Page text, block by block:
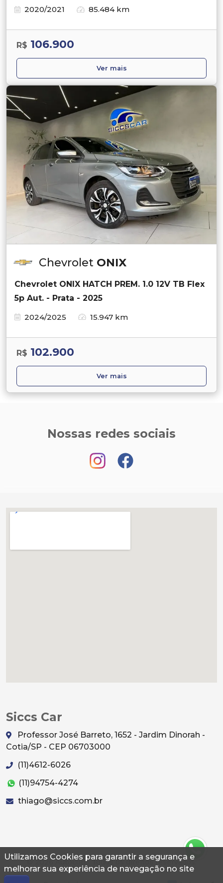
Utilizamos Cookies para garantir a segurança e
melhorar sua experiência de navegação no site
2020/2021
85.484 km
R$ 106.900
Ver mais
Chevrolet ONIX
Chevrolet ONIX HATCH PREM. 1.0 12V TB Flex
5p Aut. - Prata - 2025
2024/2025
15.947 km
R$ 102.900
Ver mais
Nossas redes sociais
Siccs Car
Professor José Barreto, 1652 - Jardim Dinorah -
Cotia/SP - CEP 06703000
(11)4612-6026
(11)94754-4274
thiago@siccs.com.br
© 2026 Autoconf. Todos os direitos reservados.